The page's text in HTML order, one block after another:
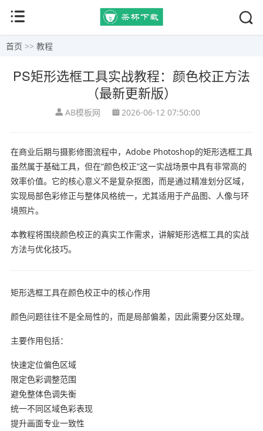
首页 >> 教程
PS矩形选框工具实战教程：颜色校正方法
（最新更新版）
AB模板网 2026-06-12 07:50:00
在商业后期与摄影修图流程中，Adobe Photoshop的矩形选框工具
虽然属于基础工具，但在“颜色校正”这一实战场景中具有非常高的
效率价值。它的核心意义不是复杂抠图，而是通过精准划分区域，
实现局部色彩修正与整体风格统一，尤其适用于产品图、人像与环
境照片。
本教程将围绕颜色校正的真实工作需求，讲解矩形选框工具的实战
方法与优化技巧。
矩形选框工具在颜色校正中的核心作用
颜色问题往往不是全局性的，而是局部偏差，因此需要分区处理。
主要作用包括：
快速定位偏色区域
限定色彩调整范围
避免整体色调失衡
统一不同区域色彩表现
提升画面专业一致性